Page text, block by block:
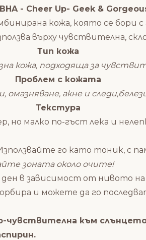
- Cheer Up- Geek &
кожа, която се бори
върху чувствителна,
Тип кожа
кожа, подходяща за
Проблем с кожата
омазняване, акне и
Текстура
но малко по-гъст лека и
го като тоник, с
зоната около очите!
в зависимост от нивото
и можете да го
към